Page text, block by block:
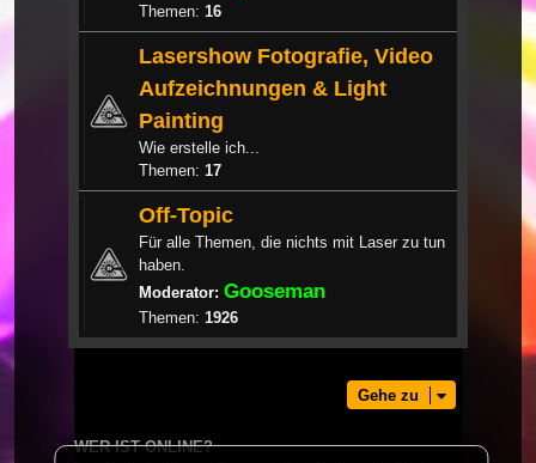
Themen: 16
Lasershow Fotografie, Video
Aufzeichnungen & Light
Painting
Wie erstelle ich...
Themen: 17
Off-Topic
Für alle Themen, die nichts mit Laser zu tun
haben.
Moderator: Gooseman
Themen: 1926
Gehe zu
WER IST ONLINE?